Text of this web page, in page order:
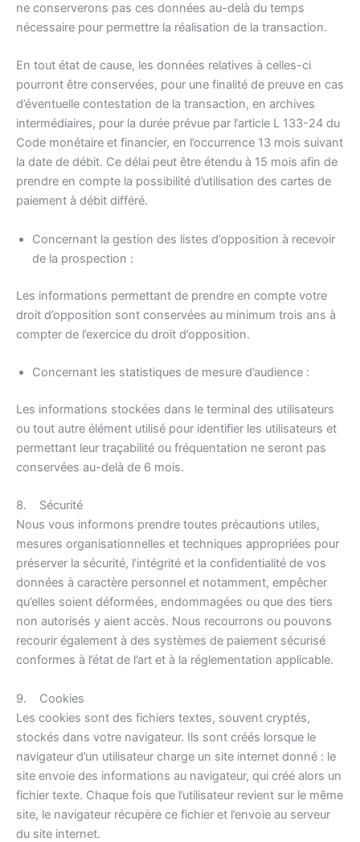
ne conserverons pas ces données au-delà du temps
nécessaire pour permettre la réalisation de la transaction.
En tout état de cause, les données relatives à celles-ci
pourront être conservées, pour une finalité de preuve en cas
d’éventuelle contestation de la transaction, en archives
intermédiaires, pour la durée prévue par l’article L 133-24 du
Code monétaire et financier, en l’occurrence 13 mois suivant
la date de débit. Ce délai peut être étendu à 15 mois afin de
prendre en compte la possibilité d’utilisation des cartes de
paiement à débit différé.
Concernant la gestion des listes d’opposition à recevoir
de la prospection :
Les informations permettant de prendre en compte votre
droit d’opposition sont conservées au minimum trois ans à
compter de l’exercice du droit d’opposition.
Concernant les statistiques de mesure d’audience :
Les informations stockées dans le terminal des utilisateurs
ou tout autre élément utilisé pour identifier les utilisateurs et
permettant leur traçabilité ou fréquentation ne seront pas
conservées au-delà de 6 mois.
8. Sécurité
Nous vous informons prendre toutes précautions utiles,
mesures organisationnelles et techniques appropriées pour
préserver la sécurité, l’intégrité et la confidentialité de vos
données à caractère personnel et notamment, empêcher
qu’elles soient déformées, endommagées ou que des tiers
non autorisés y aient accès. Nous recourrons ou pouvons
recourir également à des systèmes de paiement sécurisé
conformes à l’état de l’art et à la réglementation applicable.
9. Cookies
Les cookies sont des fichiers textes, souvent cryptés,
stockés dans votre navigateur. Ils sont créés lorsque le
navigateur d’un utilisateur charge un site internet donné : le
site envoie des informations au navigateur, qui créé alors un
fichier texte. Chaque fois que l’utilisateur revient sur le même
site, le navigateur récupère ce fichier et l’envoie au serveur
du site internet.